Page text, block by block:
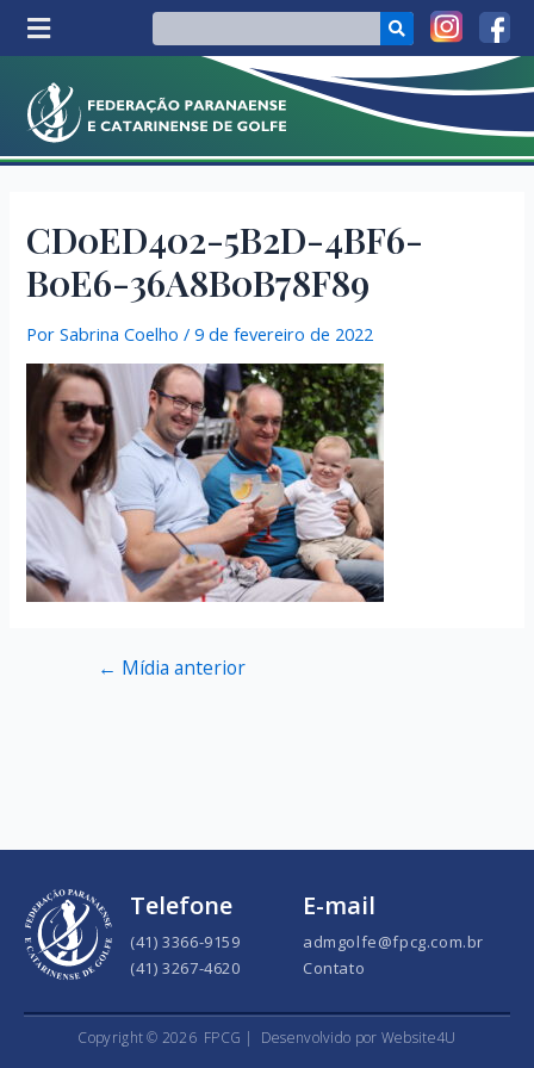
CD0ED402-5B2D-4BF6-
B0E6-36A8B0B78F89
PorSabrina Coelho /9 de fevereiro de 2022
← Mídia anterior
Telefone
(41) 3366-9159
(41) 3267-4620
E-mail
admgolfe@fpcg.com.br
Contato
Copyright © 2026 FPCG | Desenvolvido por Website4U